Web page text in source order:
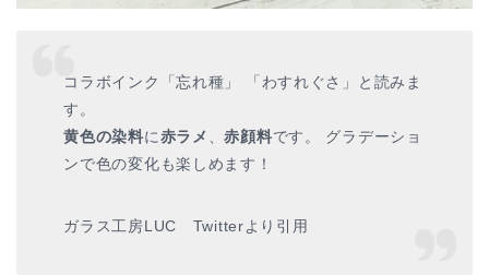
コラボインク「忘れ種 」 「わすれぐさ」と読みま
す。
黄色の染料に赤ラメ 、赤顔料です。 グラデーショ
ンで色の変化も楽しめます！
ガラス工房LUC Twitterより引用